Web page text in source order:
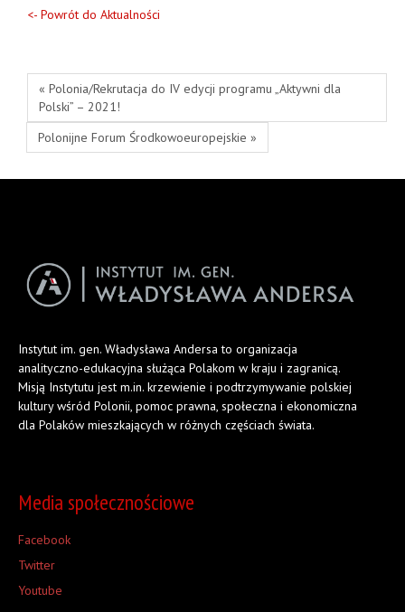
<- Powrót do Aktualności
« Polonia/Rekrutacja do IV edycji programu „Aktywni dla
Polski” – 2021!
Polonijne Forum Środkowoeuropejskie »
Instytut im. gen. Władysława Andersa to organizacja
analityczno-edukacyjna służąca Polakom w kraju i zagranicą.
Misją Instytutu jest m.in. krzewienie i podtrzymywanie polskiej
kultury wśród Polonii, pomoc prawna, społeczna i ekonomiczna
dla Polaków mieszkających w różnych częściach świata.
Media społecznościowe
Facebook
Twitter
Youtube